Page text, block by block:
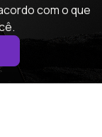
com o que